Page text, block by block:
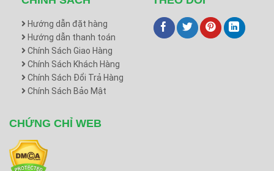
Hướng dẫn đặt hàng
Hướng dẫn thanh toán
Chính Sách Giao Hàng
Chính Sách Khách Hàng
Chính Sách Đổi Trả Hàng
Chính Sách Bảo Mật
CHỨNG CHỈ WEB